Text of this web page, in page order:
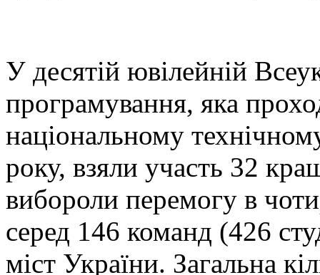
У десятій ювілейній
програмування, яка
національному
року, взяли участь 32
вибороли перемогу в
серед 146 команд (426
міст України. Загальна